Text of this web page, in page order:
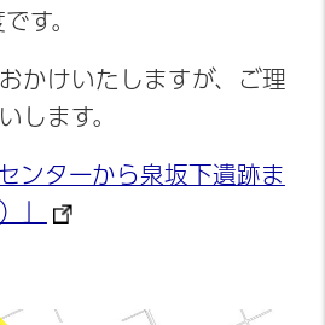
す。
かけいたしますが、ご理
します。
ンターから泉坂下遺跡ま
」